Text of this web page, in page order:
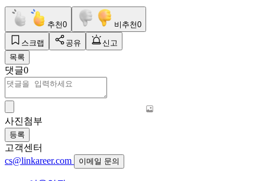
추천0 비추천0
스크랩 공유
신고
목록
댓글0
사진첨부
등록
고객센터
cs@linkareer.com
이메일 문의